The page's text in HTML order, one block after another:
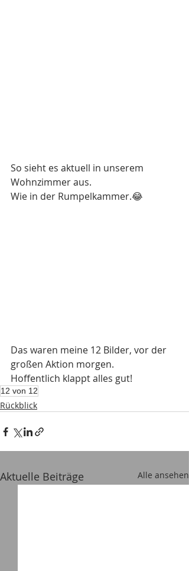
So sieht es aktuell in unserem
Wohnzimmer aus.
Wie in der Rumpelkammer.😂
Das waren meine 12 Bilder, vor der
großen Aktion morgen.
Hoffentlich klappt alles gut!
12 von 12
Rückblick
Aktuelle Beiträge Alle ansehen